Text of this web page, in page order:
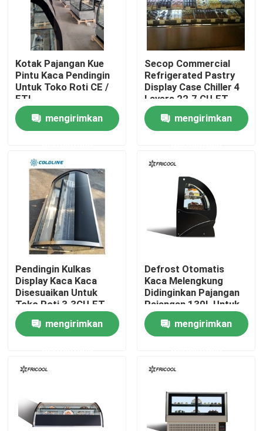
Rumah
Produk
Tentang kita
Wisata pabrik
Kontrol kualitas
Hubungi kami
Semua Kasus
Pedagang Pintu Kaca
Kotak Pajangan Kue
Pintu Kaca Pendingin
Untuk Toko Roti CE /
ETL
mengirimkan
Secop Commercial
Refrigerated Pastry
Display Case Chiller 4
Layers 22.7 CU.FT
mengirimkan
Pendingin Kulkas
Display Kaca Kaca
Disesuaikan Untuk
Toko Roti 3.3CU.FT
mengirimkan
Defrost Otomatis
Kaca Melengkung
Didinginkan Pajangan
Pajangan 130L Untuk
Toko Kue
mengirimkan